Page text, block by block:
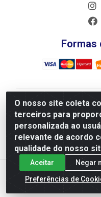
O nosso site coleta
terceiros para
personalizada ao
relevante de acordo
qualidade do nosso
Aceitar
Negar
Preferências de
Formas
JRS Distribuição e
Sacramento Torga 70,
São João Del Rei/